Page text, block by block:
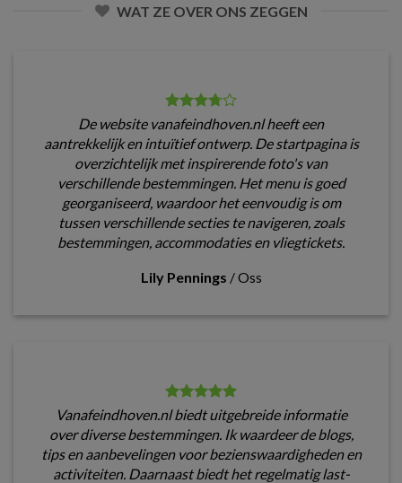
WAT ZE OVER ONS ZEGGEN
De website vanafeindhoven.nl heeft een
aantrekkelijk en intuïtief ontwerp. De startpagina is
overzichtelijk met inspirerende foto's van
verschillende bestemmingen. Het menu is goed
georganiseerd, waardoor het eenvoudig is om
tussen verschillende secties te navigeren, zoals
bestemmingen, accommodaties en vliegtickets.
Lily Pennings /Oss
Vanafeindhoven.nl biedt uitgebreide informatie
over diverse bestemmingen. Ik waardeer de blogs,
tips en aanbevelingen voor bezienswaardigheden en
activiteiten. Daarnaast biedt het regelmatig last-